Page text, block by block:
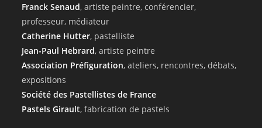
Franck Senaud, artiste peintre, conférencier,
professeur, médiateur
Catherine Hutter, pastelliste
Jean-Paul Hebrard, artiste peintre
Association Préfiguration, ateliers, rencontres, débats,
expositions
Société des Pastellistes de France
Pastels Girault, fabrication de pastels